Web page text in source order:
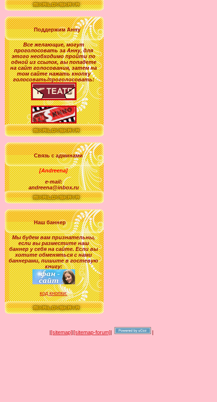
Поддержим Анну
Все желающие,могут
проголосовать заАнну, для
этого необходимо пройти по
одной из ссылок, вы попадете
на сайт голосования, затем на
том сайте нажать кнопку
голосовать/проголосовать:
Связь с админами
[Andreena]
e-mail:
andreena@inbox.ru
Наш баннер
Мы будем вам признательны,
если вы разместите наш
баннер у себя на сайте. Если вы
хотите обменяться с нами
баннерами, пишите в гостевую
книгу:
код кнопки:
|[sitemap]|[sitemap-forum]| |